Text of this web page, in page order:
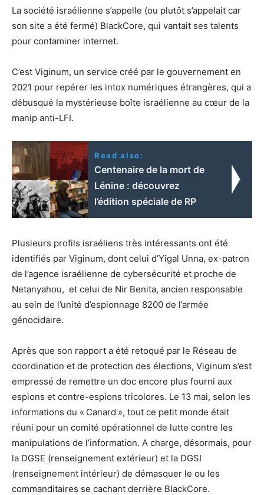
La société israélienne s’appelle (ou plutôt s’appelait car
son site a été fermé) BlackCore, qui vantait ses talents
pour contaminer internet.
C’est Viginum, un service créé par le gouvernement en
2021 pour repérer les intox numériques étrangères, qui a
débusqué la mystérieuse boîte israélienne au cœur de la
manip anti-LFI.
Read also:
Centenaire de la mort de
Lénine : découvrez
l’édition spéciale de RP
Plusieurs profils israéliens très intéressants ont été
identifiés par Viginum, dont celui d’Yigal Unna, ex-patron
de l’agence israélienne de cybersécurité et proche de
Netanyahou, et celui de Nir Benita, ancien responsable
au sein de l’unité d’espionnage 8200 de l’armée
génocidaire.
Après que son rapport a été retoqué par le Réseau de
coordination et de protection des élections, Viginum s’est
empressé de remettre un doc encore plus fourni aux
espions et contre-espions tricolores. Le 13 mai, selon les
informations du « Canard », tout ce petit monde était
réuni pour un comité opérationnel de lutte contre les
manipulations de l’information. A charge, désormais, pour
la DGSE (renseignement extérieur) et la DGSI
(renseignement intérieur) de démasquer le ou les
commanditaires se cachant derrière BlackCore.